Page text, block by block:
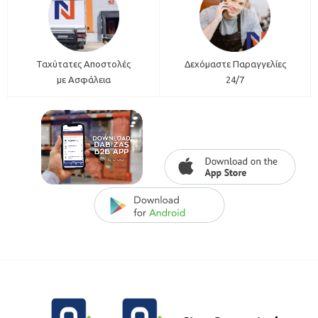
Ταχύτατες Αποστολές
με Ασφάλεια
Δεχόμαστε Παραγγελίες
24/7